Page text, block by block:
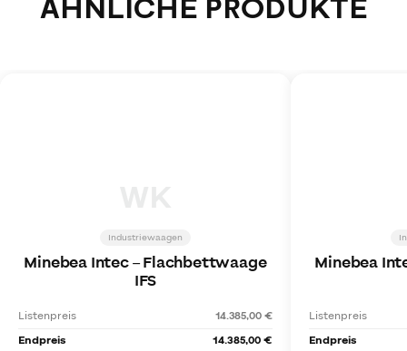
ÄHNLICHE PRODUKTE
Industriewaagen
Minebea Intec–Flachbettwaage
IFS
Listenpreis
14.385,00 €
Endpreis
14.385,00 €
Minebea
Listenpreis
Endpreis